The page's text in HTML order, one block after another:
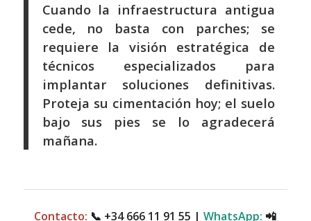
Cuando la infraestructura antigua
cede, no basta con parches; se
requiere la visión estratégica de
técnicos especializados para
implantar soluciones definitivas.
Proteja su cimentación hoy; el suelo
bajo sus pies se lo agradecerá
mañana.
Contacto: 📞 +34 666 11 91 55 |WhatsApp: 📲